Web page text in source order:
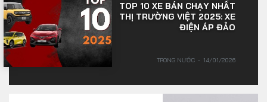
TOP 10 XE BÁN CHẠY NHẤT
THỊ TRƯỜNG VIỆT 2025: XE
ĐIỆN ÁP ĐẢO
TRONG NƯỚC 14/01/2026